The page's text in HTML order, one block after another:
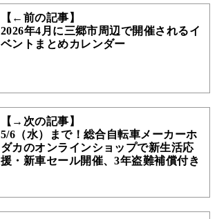
【←前の記事】
2026年4月に三郷市周辺で開催されるイ
ベントまとめカレンダー
【→次の記事】
5/6（水）まで！総合自転車メーカーホ
ダカのオンラインショップで新生活応
援・新車セール開催、3年盗難補償付き